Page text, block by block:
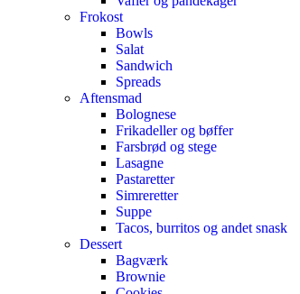
Frokost
Bowls
Salat
Sandwich
Spreads
Aftensmad
Bolognese
Frikadeller og bøffer
Farsbrød og stege
Lasagne
Pastaretter
Simreretter
Suppe
Tacos, burritos og andet snask
Dessert
Bagværk
Brownie